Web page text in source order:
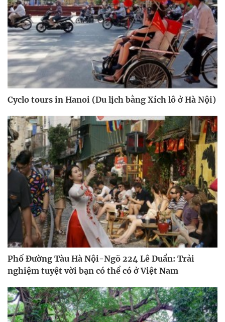
Cyclo tours in Hanoi (Du lịch bằng Xích lô ở Hà Nội)
Phố Đường Tàu Hà Nội-Ngõ 224 Lê Duẩn: Trải
nghiệm tuyệt vời bạn có thể có ở Việt Nam